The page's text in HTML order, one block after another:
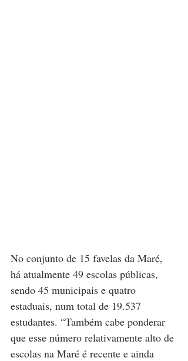
No conjunto de 15 favelas da Maré,
há atualmente 49 escolas públicas,
sendo 45 municipais e quatro
estaduais, num total de 19.537
estudantes. “Também cabe ponderar
que esse número relativamente alto de
escolas na Maré é recente e ainda